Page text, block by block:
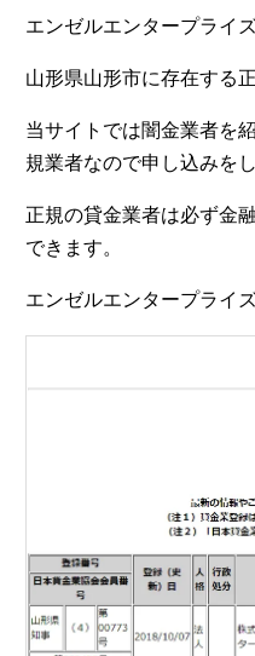
エンゼルエンタープライ
山形県山形市に存在する
当サイトでは闇金業者を
規業者なので申し込みを
正規の貸金業者は必ず金
できます。
エンゼルエンタープライ